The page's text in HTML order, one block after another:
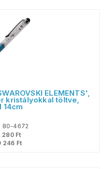
ELEMENTS',
kristályokkal töltve,
14cm
80-4672
280Ft
246 Ft